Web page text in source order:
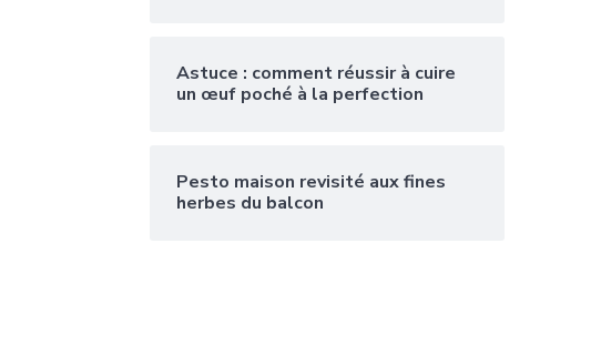
Astuce : comment réussir à cuire
un œuf poché à la perfection
Pesto maison revisité aux fines
herbes du balcon